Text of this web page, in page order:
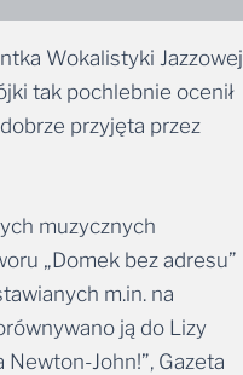
Wokalistyki Jazzowej
tak pochlebnie ocenił
przyjęta przez
muzycznych
„Domek bez adresu”
m.in. na
ją do Lizy
Newton-John!”, Gazeta